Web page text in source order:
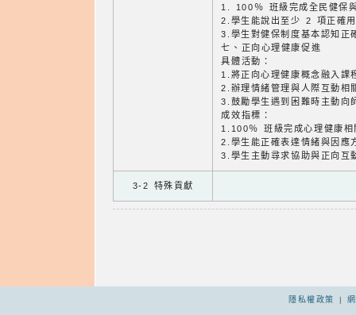
1. 100％ 班級完成全民健保
2.學生能說出至少 2 項正確
3.學生對健保制度基本認知正
七、正向心理健康促進
具體活動：
1.將正向心理健康概念融入課
2.辦理情緒管理與人際互動相
3.鼓勵學生遇到困難時主動向
成效指標：
1.100％ 班級完成心理健康相
2.學生能正確表達情緒與因
3.學生主動尋求協助與正向互
3-2 特殊貢獻
隱私權政策 |